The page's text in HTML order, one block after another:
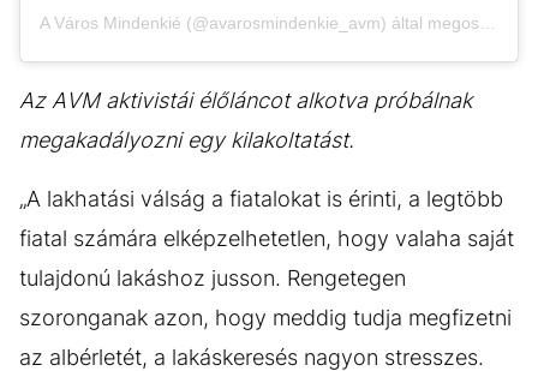
Az AVM aktivistái élőláncot alkotva próbálnak
megakadályozni egy kilakoltatást.
„A lakhatási válság a fiatalokat is érinti, a legtöbb
fiatal számára elképzelhetetlen, hogy valaha saját
tulajdonú lakáshoz jusson. Rengetegen
szoronganak azon, hogy meddig tudja megfizetni
az albérletét, a lakáskeresés nagyon stresszes.